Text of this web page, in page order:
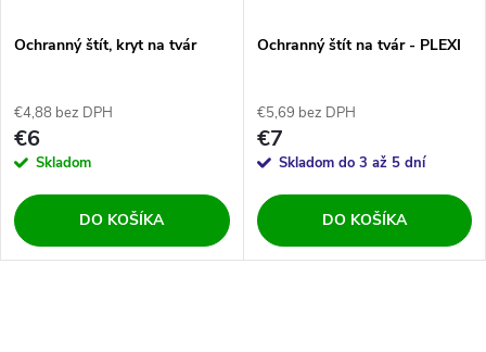
o
v
Ochranný štít, kryt na tvár
€4,88 bez DPH
€6
Skladom
DO KOŠÍKA
Ochranný štít na tvár - PLEXI
€5,69 bez DPH
€7
Skladom do 3 až 5 dní
DO KOŠÍKA